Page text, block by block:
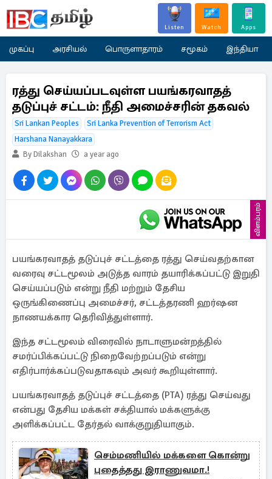
Listen Watch Apps
முகப்பு அரசியல் பொருளாதாரம் சமூகம் இந்தியா
ரத்து செய்யப்படவுள்ள பயங்கரவாதத்
தடுப்புச் சட்டம்: நீதி அமைச்சரின் தகவல்
Sri Lankan Peoples
Sri Lanka Prevention of Terrorism Act
Harshana Nanayakkara
By Dilakshan
a year ago
விளம்பரம்
பயங்கரவாதத் தடுப்புச் சட்டத்தை ரத்து செய்வதற்கான
வரைவு சட்டமூலம் அடுத்த வாரம் தயாரிக்கப்பட்டு இறுதி
செய்யப்படும் என்று நீதி மற்றும் தேசிய
ஒருங்கிணைப்பு அமைச்சர், சட்டத்தரணி ஹர்ஷன
நாணயக்கார தெரிவித்துள்ளார்.
இந்த சட்டமூலம் விரைவில் நாடாளுமன்றத்தில்
சமர்ப்பிக்கப்பட்டு நிறைவேற்றப்படும் என்று
எதிர்பார்க்கப்படுவதாகவும் அவர் கூறியுள்ளார்.
பயங்கரவாதத் தடுப்புச் சட்டத்தை (PTA) ரத்து செய்வது
என்பது தேசிய மக்கள் சக்தியால் மக்களுக்கு
அளிக்கப்பட்ட தேர்தல் வாக்குறுதியாகும்.
செம்மணியில் மக்களை கொன்று
புதைத்தது இராணுவமா.!